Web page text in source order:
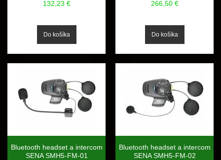
132,23 € 266,50 €
Bluetooth headset a intercom
SENA SMH5-FM-01
Bluetooth headset a intercom
SENA SMH5-FM-02